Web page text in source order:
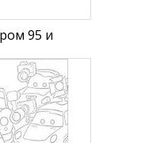
95 и